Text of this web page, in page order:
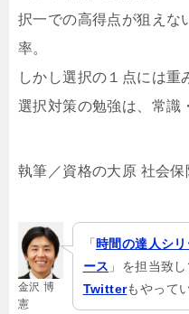
択一での高得点が狙えな
率。
しかし選択の１点には重
選択対策の勉強は、常識
執筆／資格の大原 社会保
金沢 博
憲
「 時間の達人シ
ース 」を担当致
Twitterもやって